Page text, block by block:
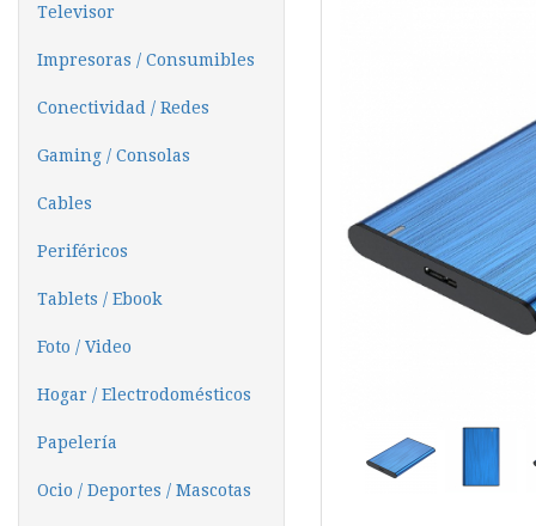
Televisor
Impresoras / Consumibles
Conectividad / Redes
Gaming / Consolas
Cables
Periféricos
Tablets / Ebook
Foto / Video
Hogar / Electrodomésticos
Papelería
Ocio / Deportes / Mascotas